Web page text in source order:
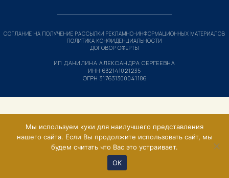
ИП ДАНИЛИНА АЛЕКСАНДРА СЕРГЕЕВНА
ИНН 632141021235
ОГРН 317631300041186
СОГЛАНИЕ НА ПОЛУЧЕНИЕ РАССЫЛКИ РЕКЛАМНО-ИНФОРМАЦИОННЫХ МАТЕРИАЛОВ
ПОЛИТИКА КОНФИДЕНЦИАЛЬНОСТИ
ДОГОВОР ОФЕРТЫ
Мы используем куки для наилучшего представления
нашего сайта. Если Вы продолжите использовать сайт, мы
будем считать что Вас это устраивает.
ОК